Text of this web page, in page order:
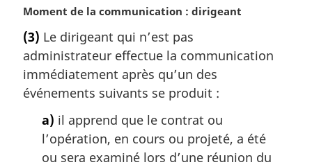
N
t
e
m
a
Moment de la communication : dirigeant
(3) Le dirigeant qui n’est pas
administrateur effectue la communication
immédiatement après qu’un des
événements suivants se produit :
a) il apprend que le contrat ou
l’opération, en cours ou projeté, a été
ou sera examiné lors d’une réunion du